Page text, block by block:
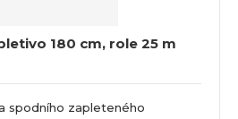
180 cm, role 25 m
spodního zapleteného